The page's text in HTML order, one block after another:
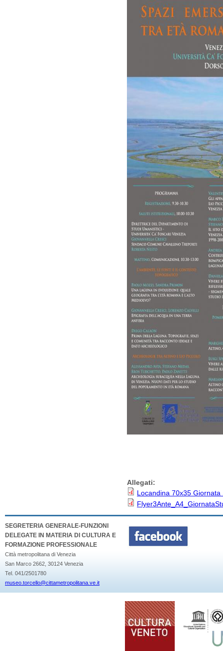
Allegati:
Locandina 70x35
SEGRETERIA GENERALE-FUNZIONI
DELEGATE IN MATERIA DI CULTURA E
FORMAZIONE PROFESSIONALE
Città metropolitana di Venezia
San Marco 2662, 30124 Venezia
Tel. 041/2501780
museo.torcello@cittametropolitana.ve.it